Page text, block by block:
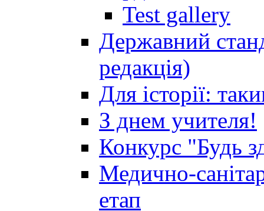
Test gallery
Державний
редакція)
Для історії:
З днем учителя!
Конкурс "Будь
Медично-
етап